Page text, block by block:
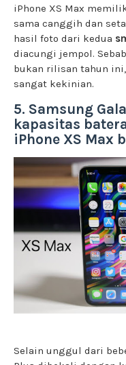
iPhone XS Max
sama canggih dan
hasil foto dari kedua
diacungi jempol.
bukan rilisan tahun
sangat kekinian.
5. Samsung
kapasitas
iPhone XS Max
Selain unggul dari